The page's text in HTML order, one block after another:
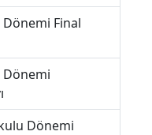
Final
Dönemi
Dönemi